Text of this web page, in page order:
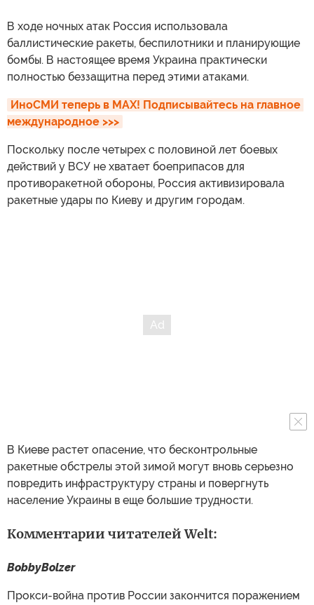
В ходе ночных атак Россия использовала
баллистические ракеты, беспилотники и планирующие
бомбы. В настоящее время Украина практически
полностью беззащитна перед этими атаками.
ИноСМИ теперь в MAX! Подписывайтесь на главное
международное >>>
Поскольку после четырех с половиной лет боевых
действий у ВСУ не хватает боеприпасов для
противоракетной обороны, Россия активизировала
ракетные удары по Киеву и другим городам.
В Киеве растет опасение, что бесконтрольные
ракетные обстрелы этой зимой могут вновь серьезно
повредить инфраструктуру страны и повергнуть
население Украины в еще большие трудности.
Комментарии читателей Welt:
BobbyBolzer
Прокси-война против России закончится поражением